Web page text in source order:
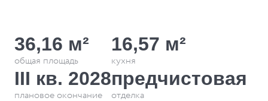
36,16 м²
общая площадь
16,57 м²
кухня
III кв. 2028
плановое окончание
предчистовая
отделка